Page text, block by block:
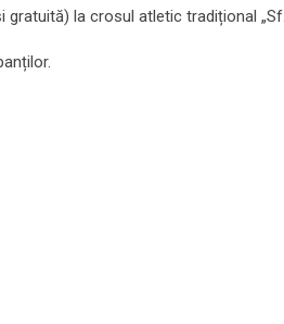
gratuită) la crosul atletic tradițional „Sf.